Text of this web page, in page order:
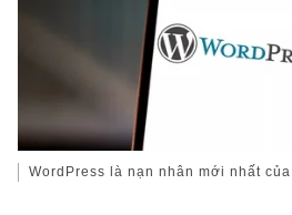
WordPress là nạn nhân mới nhất